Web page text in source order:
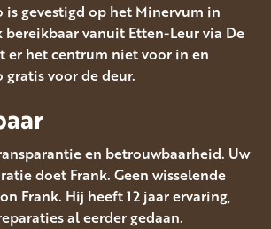
is gevestigd op het Minervum in
bereikbaar vanuit Etten-Leur via De
er het centrum niet voor in en
voor de deur.
en betrouwbaarheid. Uw
doet Frank. Geen wisselende
Frank. Hij heeft 12 jaar ervaring,
al eerder gedaan.